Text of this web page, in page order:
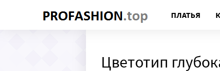
ПЛАТЬЯ
Цветотип